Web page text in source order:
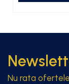
Nu rata